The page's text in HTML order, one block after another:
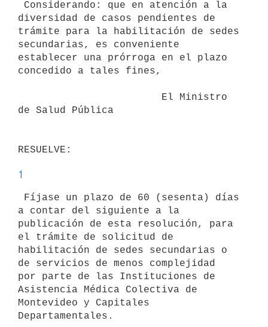
diversidad de casos pendientes de
trámite para la habilitación de sedes
secundarias, es conveniente
establecer una prórroga en el plazo
concedido a tales fines,
de Salud Pública
1
a contar del siguiente a la
publicación de esta resolución, para
el trámite de solicitud de
habilitación de sedes secundarias o
de servicios de menos complejidad
por parte de las Instituciones de
Asistencia Médica Colectiva de
Montevideo y Capitales